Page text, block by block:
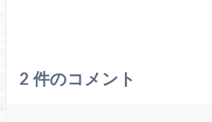
2 件のコメント